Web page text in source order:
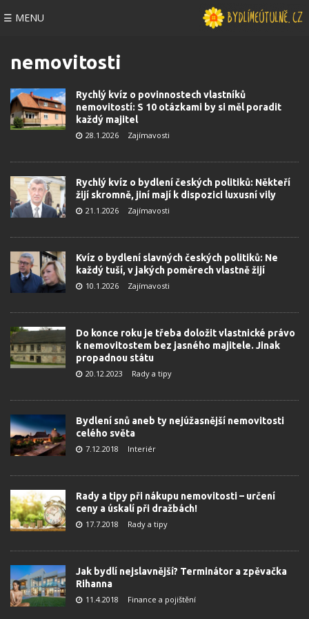
☰ MENU
nemovitosti
Rychlý kvíz o povinnostech vlastníků
nemovitostí: S 10 otázkami by si měl poradit
každý majitel
28.1.2026 Zajímavosti
Rychlý kvíz o bydlení českých politiků: Někteří
žijí skromně, jiní mají k dispozici luxusní vily
21.1.2026 Zajímavosti
Kvíz o bydlení slavných českých politiků: Ne
každý tuší, v jakých poměrech vlastně žijí
10.1.2026 Zajímavosti
Do konce roku je třeba doložit vlastnické právo
k nemovitostem bez jasného majitele. Jinak
propadnou státu
20.12.2023 Rady a tipy
Bydlení snů aneb ty nejúžasnější nemovitosti
celého světa
7.12.2018 Interiér
Rady a tipy při nákupu nemovitosti – určení
ceny a úskalí při dražbách!
17.7.2018 Rady a tipy
Jak bydlí nejslavnější? Terminátor a zpěvačka
Rihanna
11.4.2018 Finance a pojištění